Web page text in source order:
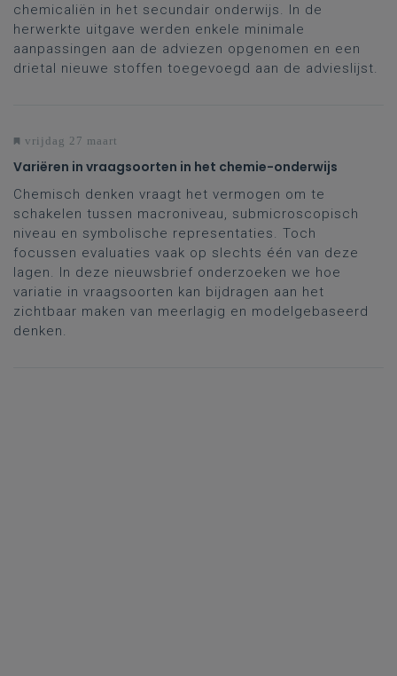
chemicaliën in het secundair onderwijs. In de
herwerkte uitgave werden enkele minimale
aanpassingen aan de adviezen opgenomen en een
drietal nieuwe stoffen toegevoegd aan de advieslijst.
vrijdag 27 maart
Variëren in vraagsoorten in het chemie-onderwijs
Chemisch denken vraagt het vermogen om te
schakelen tussen macroniveau, submicroscopisch
niveau en symbolische representaties. Toch
focussen evaluaties vaak op slechts één van deze
lagen. In deze nieuwsbrief onderzoeken we hoe
variatie in vraagsoorten kan bijdragen aan het
zichtbaar maken van meerlagig en modelgebaseerd
denken.